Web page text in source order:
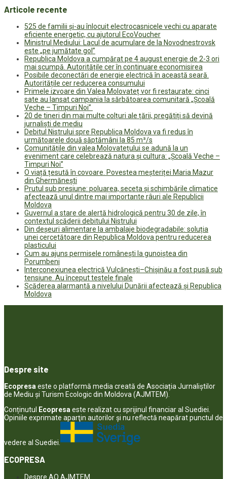
Articole recente
525 de familii și-au înlocuit electrocasnicele vechi cu aparate
eficiente energetic, cu ajutorul EcoVoucher
Ministrul Mediului: Lacul de acumulare de la Novodnestrovsk
este „pe jumătate gol”
Republica Moldova a cumpărat pe 4 august energie de 2-3 ori
mai scumpă. Autoritățile cer în continuare economisirea
Posibile deconectări de energie electrică în această seară.
Autoritățile cer reducerea consumului
Primele izvoare din Valea Molovateț vor fi restaurate: cinci
sate au lansat campania la sărbătoarea comunitară „Școală
Veche – Timpuri Noi”
20 de tineri din mai multe colțuri ale țării, pregătiți să devină
jurnaliști de mediu
Debitul Nistrului spre Republica Moldova va fi redus în
următoarele două săptămâni la 85 m³/s
Comunitățile din valea Molovatețului se adună la un
eveniment care celebrează natura și cultura: „Școală Veche –
Timpuri Noi”
O viață țesută în covoare. Povestea meșteriței Maria Mazur
din Ghermănești
Prutul sub presiune: poluarea, seceta și schimbările climatice
afectează unul dintre mai importante râuri ale Republicii
Moldova
Guvernul a stare de alertă hidrologică pentru 30 de zile, în
contextul scăderii debitului Nistrului
Din deșeuri alimentare la ambalaje biodegradabile: soluția
unei cercetătoare din Republica Moldova pentru reducerea
plasticului
Cum au ajuns permisele românești la gunoiștea din
Porumbeni
Interconexiunea electrică Vulcănești–Chișinău a fost pusă sub
tensiune. Au început testele finale
Scăderea alarmantă a nivelului Dunării afectează și Republica
Moldova
Despre site
Ecopresa este o platformă media creată de Asociația Jurnaliștilor
de Mediu și Turism Ecologic din Moldova (AJMTEM).
Conținutul
Ecopresa este realizat cu sprijinul financiar al Suediei.
Opiniile exprimate aparţin autorilor şi nu reflectă neapărat punctul de
vedere al Suediei.
ECOPRESA
Despre AO AJMTEM